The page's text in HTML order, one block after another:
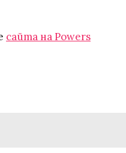
сайта на Powers